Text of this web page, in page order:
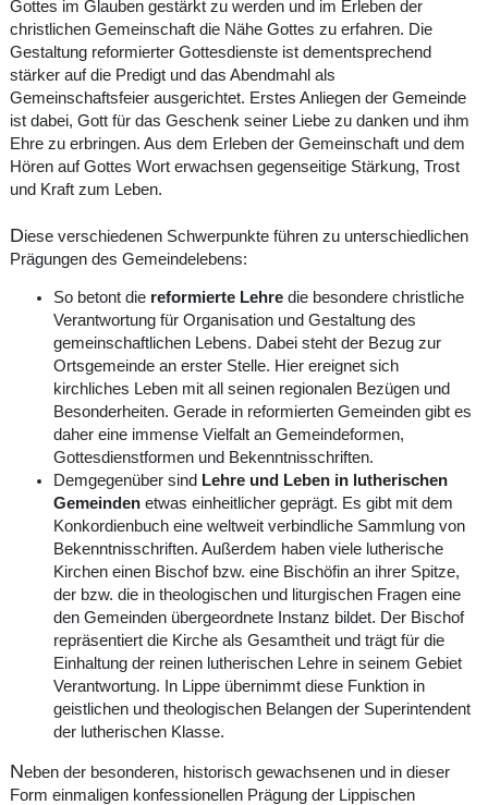
Gottes im Glauben gestärkt zu werden und im Erleben der
christlichen Gemeinschaft die Nähe Gottes zu erfahren. Die
Gestaltung reformierter Gottesdienste ist dementsprechend
stärker auf die Predigt und das Abendmahl als
Gemeinschaftsfeier ausgerichtet. Erstes Anliegen der Gemeinde
ist dabei, Gott für das Geschenk seiner Liebe zu danken und ihm
Ehre zu erbringen. Aus dem Erleben der Gemeinschaft und dem
Hören auf Gottes Wort erwachsen gegenseitige Stärkung, Trost
und Kraft zum Leben.
Diese verschiedenen Schwerpunkte führen zu unterschiedlichen
Prägungen des Gemeindelebens:
So betont die reformierte Lehredie besondere christliche
Verantwortung für Organisation und Gestaltung des
gemeinschaftlichen Lebens. Dabei steht der Bezug zur
Ortsgemeinde an erster Stelle. Hier ereignet sich
kirchliches Leben mit all seinen regionalen Bezügen und
Besonderheiten. Gerade in reformierten Gemeinden gibt es
daher eine immense Vielfalt an Gemeindeformen,
Gottesdienstformen und Bekenntnisschriften.
Demgegenüber sind Lehre und Leben in lutherischen
Gemeindenetwas einheitlicher geprägt. Es gibt mit dem
Konkordienbuch eine weltweit verbindliche Sammlung von
Bekenntnisschriften. Außerdem haben viele lutherische
Kirchen einen Bischof bzw. eine Bischöfin an ihrer Spitze,
der bzw. die in theologischen und liturgischen Fragen eine
den Gemeinden übergeordnete Instanz bildet. Der Bischof
repräsentiert die Kirche als Gesamtheit und trägt für die
Einhaltung der reinen lutherischen Lehre in seinem Gebiet
Verantwortung. In Lippe übernimmt diese Funktion in
geistlichen und theologischen Belangen der Superintendent
der lutherischen Klasse.
Neben der besonderen, historisch gewachsenen und in dieser
Form einmaligen konfessionellen Prägung der Lippischen